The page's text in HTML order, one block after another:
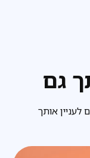
גם
לעניין אותך